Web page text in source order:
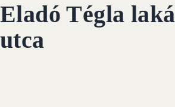
Eladó Tégla
utca